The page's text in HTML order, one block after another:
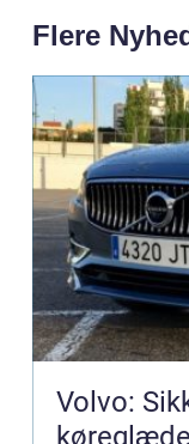
Flere
Volvo: